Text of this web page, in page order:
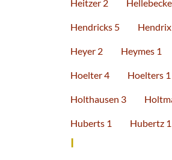
Heitzer 2
Hendricks 5 Hendrix
Heyer 2 Heymes 1
Hoelter 4 Hoelters 1
Holthausen 3
Huberts 1 Hubertz 1
I